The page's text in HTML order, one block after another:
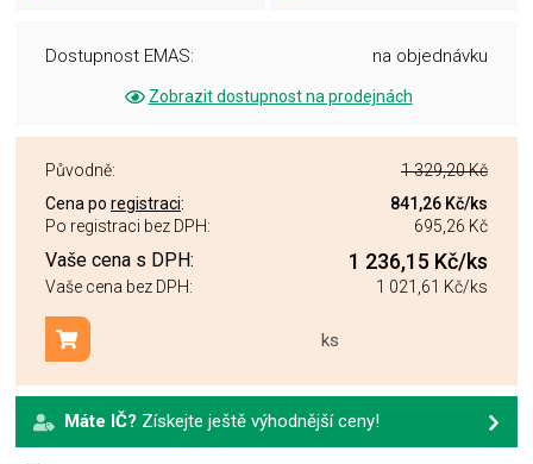
Dostupnost EMAS: na objednávku
Zobrazit dostupnost na prodejnách
Původně:
1 329,20 Kč
Cena po registraci: 841,26 Kč/ks
Po registraci bez DPH:
695,26 Kč
Vaše cena s DPH: 1 236,15 Kč/ks
Vaše cena bez DPH: 1 021,61 Kč/ks
ks
Přidat do košíku
Máte IČ? Získejte ještě výhodnější ceny!